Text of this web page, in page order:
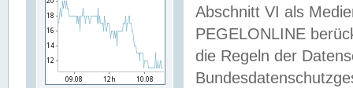
Abschnitt VI als
PEGELONLINE
die Regeln der